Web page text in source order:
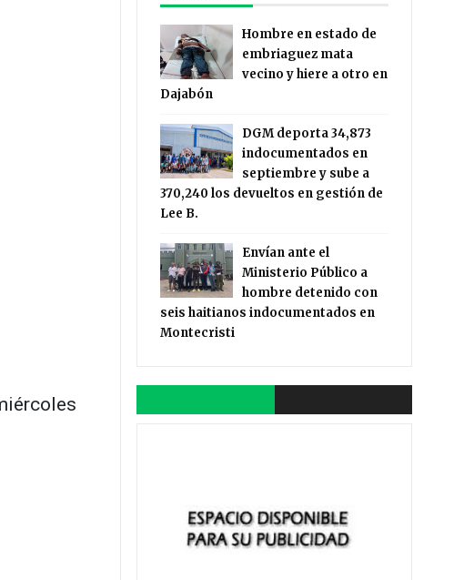
Hombre en estado de
embriaguez mata
vecino y hiere a otro en
Dajabón
DGM deporta 34,873
indocumentados en
septiembre y sube a
370,240 los devueltos en gestión de
Lee B.
Envían ante el
Ministerio Público a
hombre detenido con
seis haitianos indocumentados en
Montecristi